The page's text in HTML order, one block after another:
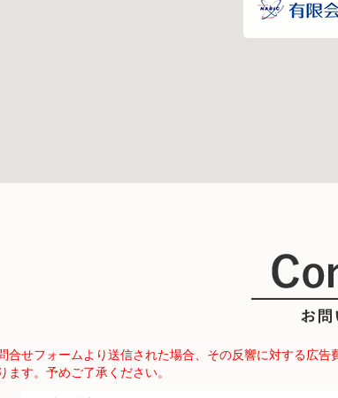
合せフォームより送信された場合、その反響に対する広
す。予めご了承ください。